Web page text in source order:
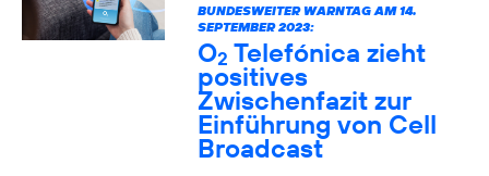
BUNDESWEITER WARNTAG AM 14.
SEPTEMBER 2023:
O2 Telefónica zieht
positives
Zwischenfazit zur
Einführung von Cell
Broadcast